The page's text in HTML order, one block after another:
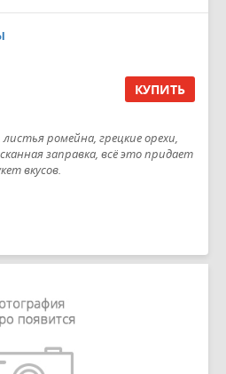
КУПИТЬ
листья ромейна, грецкие орехи,
заправка, всё это придает
вкусов.